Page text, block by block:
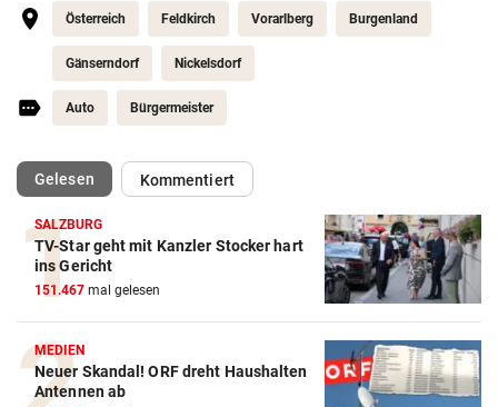
Österreich Feldkirch Vorarlberg Burgenland
Gänserndorf Nickelsdorf
Auto Bürgermeister
Gelesen(ausgewählt)Kommentiert
SALZBURG
TV-Star geht mit Kanzler Stocker hart
ins Gericht
151.467 mal gelesen
MEDIEN
Neuer Skandal! ORF dreht Haushalten
Antennen ab